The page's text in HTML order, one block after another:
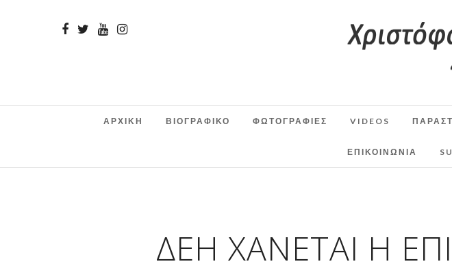
ΑΡΧΙΚΗ ΒΙΟΓΡΑΦΙΚΟ ΦΩΤΟΓΡΑΦΙΕΣ VIDEOS
ΕΠΙΚΟΙΝΩΝΙΑ
ΔΕΗ ΧΆΝΕΤΑΙ Η